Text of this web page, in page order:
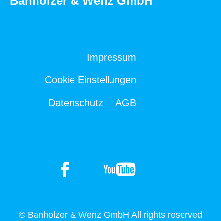
Impressum
Cookie Einstellungen
Datenschutz AGB
© Banholzer & Wenz GmbH All rights reserved